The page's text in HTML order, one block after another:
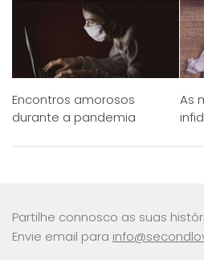
Encontros amorosos
durante a pandemia
As
Partilhe connosco as suas
Envie email para